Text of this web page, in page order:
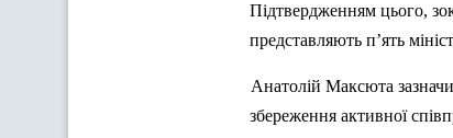
Підтвердженням цього,
представляють п’ять
Анатолій Максюта
збереження активної